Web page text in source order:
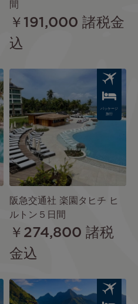
間
￥191,000 諸税金
込
パッケージ
旅行
阪急交通社 楽園タヒチ ヒ
ルトン５日間
￥274,800 諸税
金込
Image